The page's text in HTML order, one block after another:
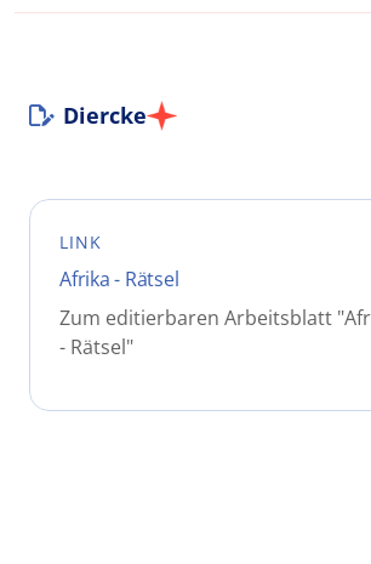
Diercke
LINK
Afrika - Rätsel
Zum editierbaren Arbeitsblatt
- Rätsel"